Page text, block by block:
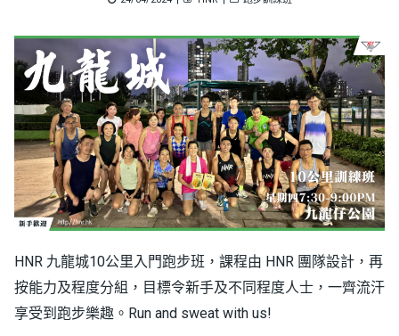
HNR 九龍城10公里入門跑步班，課程由 HNR 團隊設計，再
按能力及程度分組，目標令新手及不同程度人士，一齊流汗
享受到跑步樂趣。Run and sweat with us!